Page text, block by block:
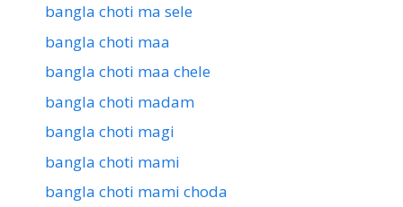
bangla choti ma sele
bangla choti maa
bangla choti maa chele
bangla choti madam
bangla choti magi
bangla choti mami
bangla choti mami choda